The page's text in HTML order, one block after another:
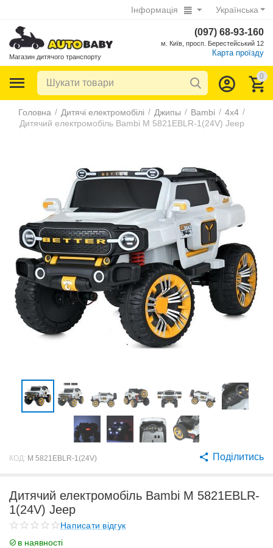
Українська
Інформація
Магазин дитячого транспорту
(097) 68-93-160
м. Київ, просп. Берестейський 12
Карта проїзду
0
Головна / Дитячі електромобілі / Джипы / Bambi / 4х4 /
Дитячий електромобіль Bambi M 5821EBLR-1(24V) Jeep
КОД: M 5821EBLR-1(24V) Поділитись
Дитячий електромобіль Bambi M 5821EBLR-
1(24V) Jeep
Написати відгук
в наявності